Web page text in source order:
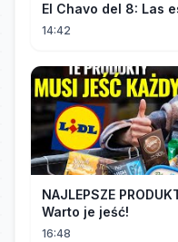
El Chavo del 8: Las
14:42
NAJLEPSZE
Warto je jeść!
16:48